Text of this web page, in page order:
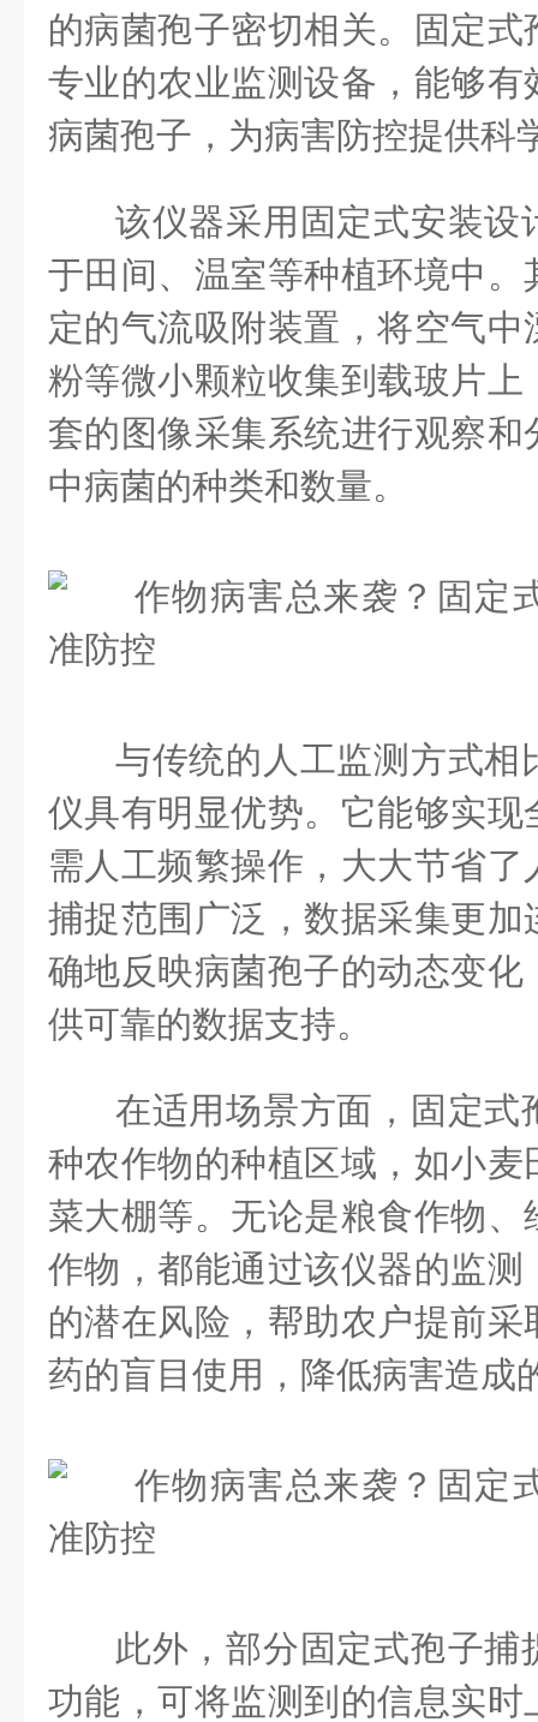
的病菌孢子密切相关。固定
专业的农业监测设备，能够
病菌孢子，为病害防控提供科
该仪器采用固定式安装设
于田间、温室等种植环境中
定的气流吸附装置，将空气
粉等微小颗粒收集到载玻片
套的图像采集系统进行观察
中病菌的种类和数量。
与传统的人工监测方式相
仪具有明显优势。它能够实
需人工频繁操作，大大节省
捕捉范围广泛，数据采集更
确地反映病菌孢子的动态变
供可靠的数据支持。
在适用场景方面，固定式
种农作物的种植区域，如小
菜大棚等。无论是粮食作物
作物，都能通过该仪器的监
的潜在风险，帮助农户提前
药的盲目使用，降低病害造成
此外，部分固定式孢子捕
功能，可将监测到的信息实